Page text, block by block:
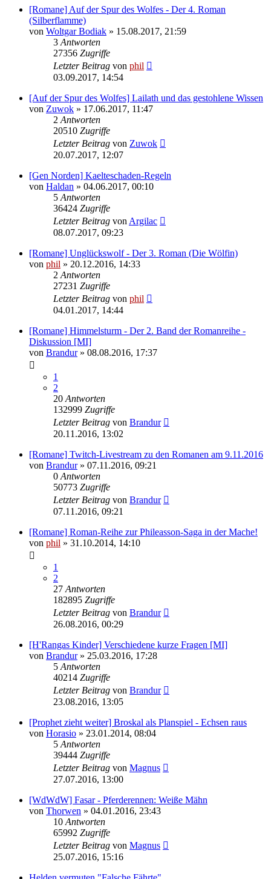
[Romane] Auf der Spur des Wolfes - Der 4. Roman
(Silberflamme)
von Woltgar Bodiak » 15.08.2017, 21:59
3 Antworten
27356 Zugriffe
Letzter Beitrag von phil
03.09.2017, 14:54
[Auf der Spur des Wolfes] Lailath und das gestohlene Wissen
von Zuwok » 17.06.2017, 11:47
2 Antworten
20510 Zugriffe
Letzter Beitrag von Zuwok
20.07.2017, 12:07
[Gen Norden] Kaelteschaden-Regeln
von Haldan » 04.06.2017, 00:10
5 Antworten
36424 Zugriffe
Letzter Beitrag von Argilac
08.07.2017, 09:23
[Romane] Unglückswolf - Der 3. Roman (Die Wölfin)
von phil » 20.12.2016, 14:33
2 Antworten
27231 Zugriffe
Letzter Beitrag von phil
04.01.2017, 14:44
[Romane] Himmelsturm - Der 2. Band der Romanreihe -
Diskussion [MI]
von Brandur» 08.08.2016, 17:37
1
2
20 Antworten
132999 Zugriffe
Letzter Beitrag von Brandur
20.11.2016, 13:02
[Romane] Twitch-Livestream zu den Romanen am 9.11.2016
von Brandur» 07.11.2016, 09:21
0 Antworten
50773 Zugriffe
Letzter Beitrag von Brandur
07.11.2016, 09:21
[Romane] Roman-Reihe zur Phileasson-Saga in der Mache!
von phil » 31.10.2014, 14:10
1
2
27 Antworten
182895 Zugriffe
Letzter Beitrag von Brandur
26.08.2016, 00:29
[H'Rangas Kinder] Verschiedene kurze Fragen [MI]
von Brandur» 25.03.2016, 17:28
5 Antworten
40214 Zugriffe
Letzter Beitrag von Brandur
23.08.2016, 13:05
[Prophet zieht weiter] Broskal als Planspiel - Echsen raus
von Horasio » 23.01.2014, 08:04
5 Antworten
39444 Zugriffe
Letzter Beitrag von Magnus
27.07.2016, 13:00
[WdWdW] Fasar - Pferderennen: Weiße Mähn
von Thorwen » 04.01.2016, 23:43
10 Antworten
65992 Zugriffe
Letzter Beitrag von Magnus
25.07.2016, 15:16